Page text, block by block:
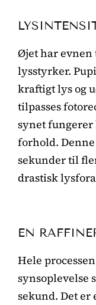
Øjet har evnen
lysstyrker.
kraftigt lys og
tilpasses
synet fungerer
forhold.
sekunder til
drastisk
EN
Hele
synsoplevelse
sekund. Det er